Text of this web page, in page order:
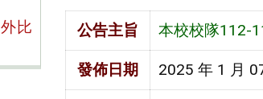
比
公告主旨 本校校隊112-
發佈日期 2025 年 1 月